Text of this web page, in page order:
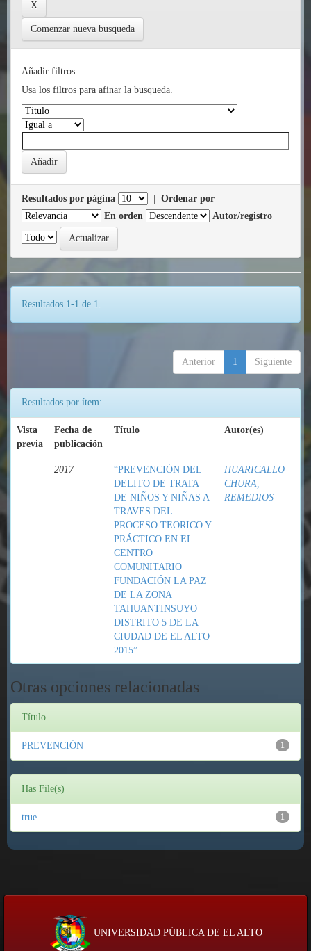
Comenzar nueva busqueda
Añadir filtros:
Usa los filtros para afinar la busqueda.
Resultados por página
Ordenar por
En orden
Autor/registro
Resultados 1-1 de 1.
Anterior 1 Siguiente
Resultados por ítem:
Vista
previa
Fecha de
publicación
Título Autor(es)
2017
“PREVENCIÓN DEL
DELITO DE TRATA
DE NIÑOS Y NIÑAS A
TRAVES DEL
PROCESO TEORICO Y
PRÁCTICO EN EL
CENTRO
COMUNITARIO
FUNDACIÓN LA PAZ
DE LA ZONA
TAHUANTINSUYO
DISTRITO 5 DE LA
CIUDAD DE EL ALTO
2015”
HUARICALLO
CHURA,
REMEDIOS
Otras opciones relacionadas
Título
1
PREVENCIÓN
Has File(s)
1
true
UNIVERSIDAD PÚBLICA DE EL ALTO